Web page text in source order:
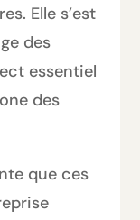
Elle s’est
des
essentiel
des
que ces